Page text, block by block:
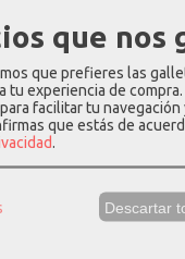
de viaje
€
que
que prefieres las
tu experiencia de
facilitar tu
que estás de
.
Descartar